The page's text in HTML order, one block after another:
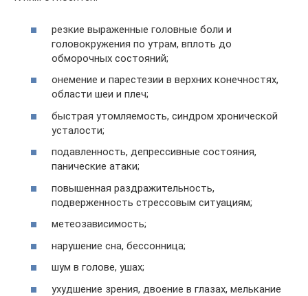
резкие выраженные головные боли и
головокружения по утрам, вплоть до
обморочных состояний;
онемение и парестезии в верхних конечностях,
области шеи и плеч;
быстрая утомляемость, синдром хронической
усталости;
подавленность, депрессивные состояния,
панические атаки;
повышенная раздражительность,
подверженность стрессовым ситуациям;
метеозависимость;
нарушение сна, бессонница;
шум в голове, ушах;
ухудшение зрения, двоение в глазах, мелькание